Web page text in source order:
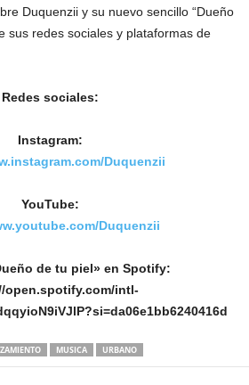
Duquenzii y su nuevo sencillo “Dueño
sus redes sociales y plataformas de
Redes sociales:
Instagram:
Duquenzii
YouTube:
Duquenzii
de tu piel» en Spotify:
open.spotify.com/intl-
MUSICA URBANO